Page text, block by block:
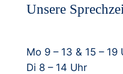
Unsere
Mo 9 – 13 & 15 – 19
Di 8 – 14 Uhr